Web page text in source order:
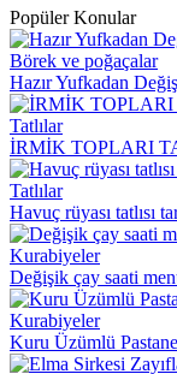
Popüler Konular
Börek ve poğaçalar
Hazır Yufkadan
Tatlılar
İRMİK TOPLARI
Tatlılar
Havuç rüyası tatlısı
Kurabiyeler
Değişik çay saati
Kurabiyeler
Kuru Üzümlü